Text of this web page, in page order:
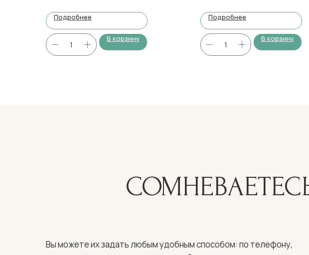
Подробнее
В корзину
Подробнее
В корзину
Вы можете их задать любым удобным способом: по телефону,